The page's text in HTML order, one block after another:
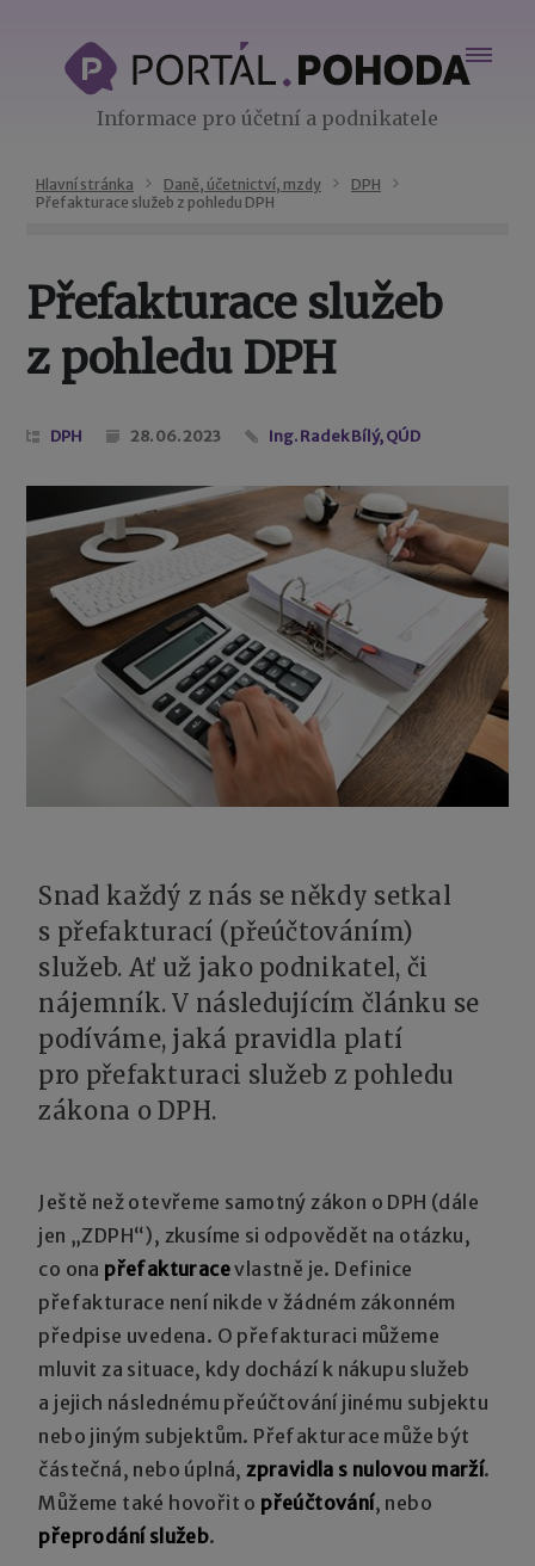
Informace pro účetní a podnikatele
Hlavní stránka Daně, účetnictví, mzdy
DPH
Přefakturace služeb z pohledu DPH
Přefakturace služeb
z pohledu DPH
DPH 28. 06. 2023 Ing. Radek Bílý, QÚD
Snad každý z nás se někdy setkal
s přefakturací (přeúčtováním)
služeb. Ať už jako podnikatel, či
nájemník. V následujícím článku se
podíváme, jaká pravidla platí
pro přefakturaci služeb z pohledu
zákona o DPH.
Ještě než otevřeme samotný zákon o DPH (dále
jen „ZDPH“), zkusíme si odpovědět na otázku,
co ona přefakturacevlastně je. Definice
přefakturace není nikde v žádném zákonném
předpise uvedena. O přefakturaci můžeme
mluvit za situace, kdy dochází k nákupu služeb
a jejich následnému přeúčtování jinému subjektu
nebo jiným subjektům. Přefakturace může být
částečná, nebo úplná,zpravidla s nulovou marží.
Můžeme také hovořit o přeúčtování, nebo
přeprodání služeb.